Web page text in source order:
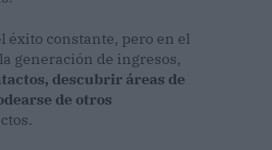
éxito constante, pero en el
generación de ingresos,
descubrir áreas de
de otros